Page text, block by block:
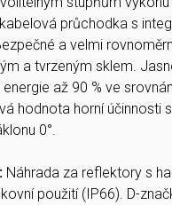
průchodka s
a velmi
a tvrzeným sklem.
až 90 % ve
hodnota horní účinnosti
0°.
Náhrada za reflektory s
použití (IP66). D-